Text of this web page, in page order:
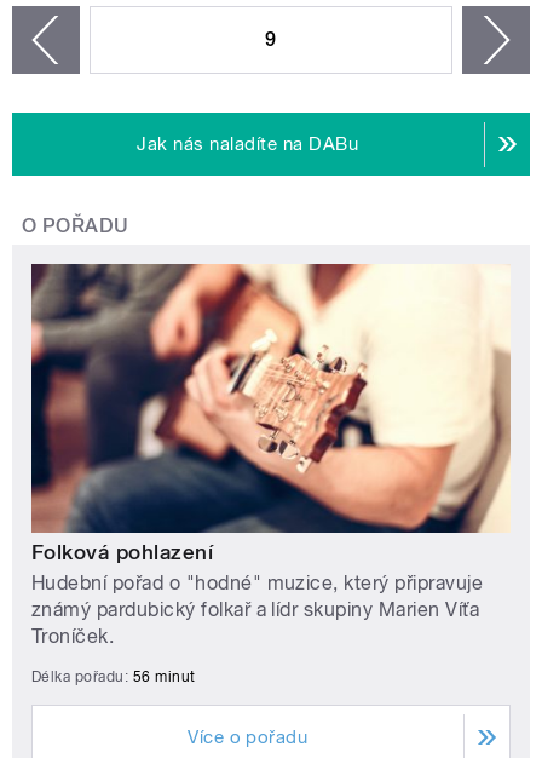
9
Jak nás naladíte na DABu
O POŘADU
Folková pohlazení
Hudební pořad o "hodné" muzice, který připravuje
známý pardubický folkař a lídr skupiny Marien Víťa
Troníček.
Délka pořadu: 56 minut
Více o pořadu